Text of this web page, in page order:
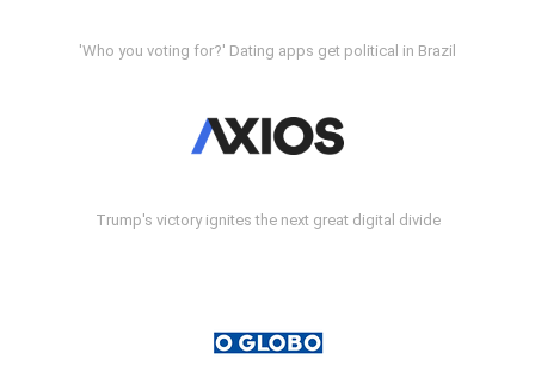
'Who you voting for?' Dating apps get political in Brazil
Trump's victory ignites the next great digital divide